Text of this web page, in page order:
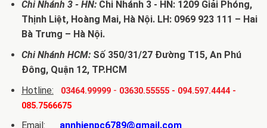
Chi Nhánh 3 - HN:Chi Nhánh 3 - HN: 1209 Giải Phóng,
Thịnh Liệt, Hoàng Mai, Hà Nội. LH: 0969 923 111 – Hai
Bà Trưng – Hà Nội.
Chi Nhánh HCM:Số 350/31/27 Đường T15, An Phú
Đông, Quận 12, TP.HCM
Hotline:
03464.99999- 03630.55555- 094.597.4444-
085.7566675
Email:
annhienpc6789@gmail.com